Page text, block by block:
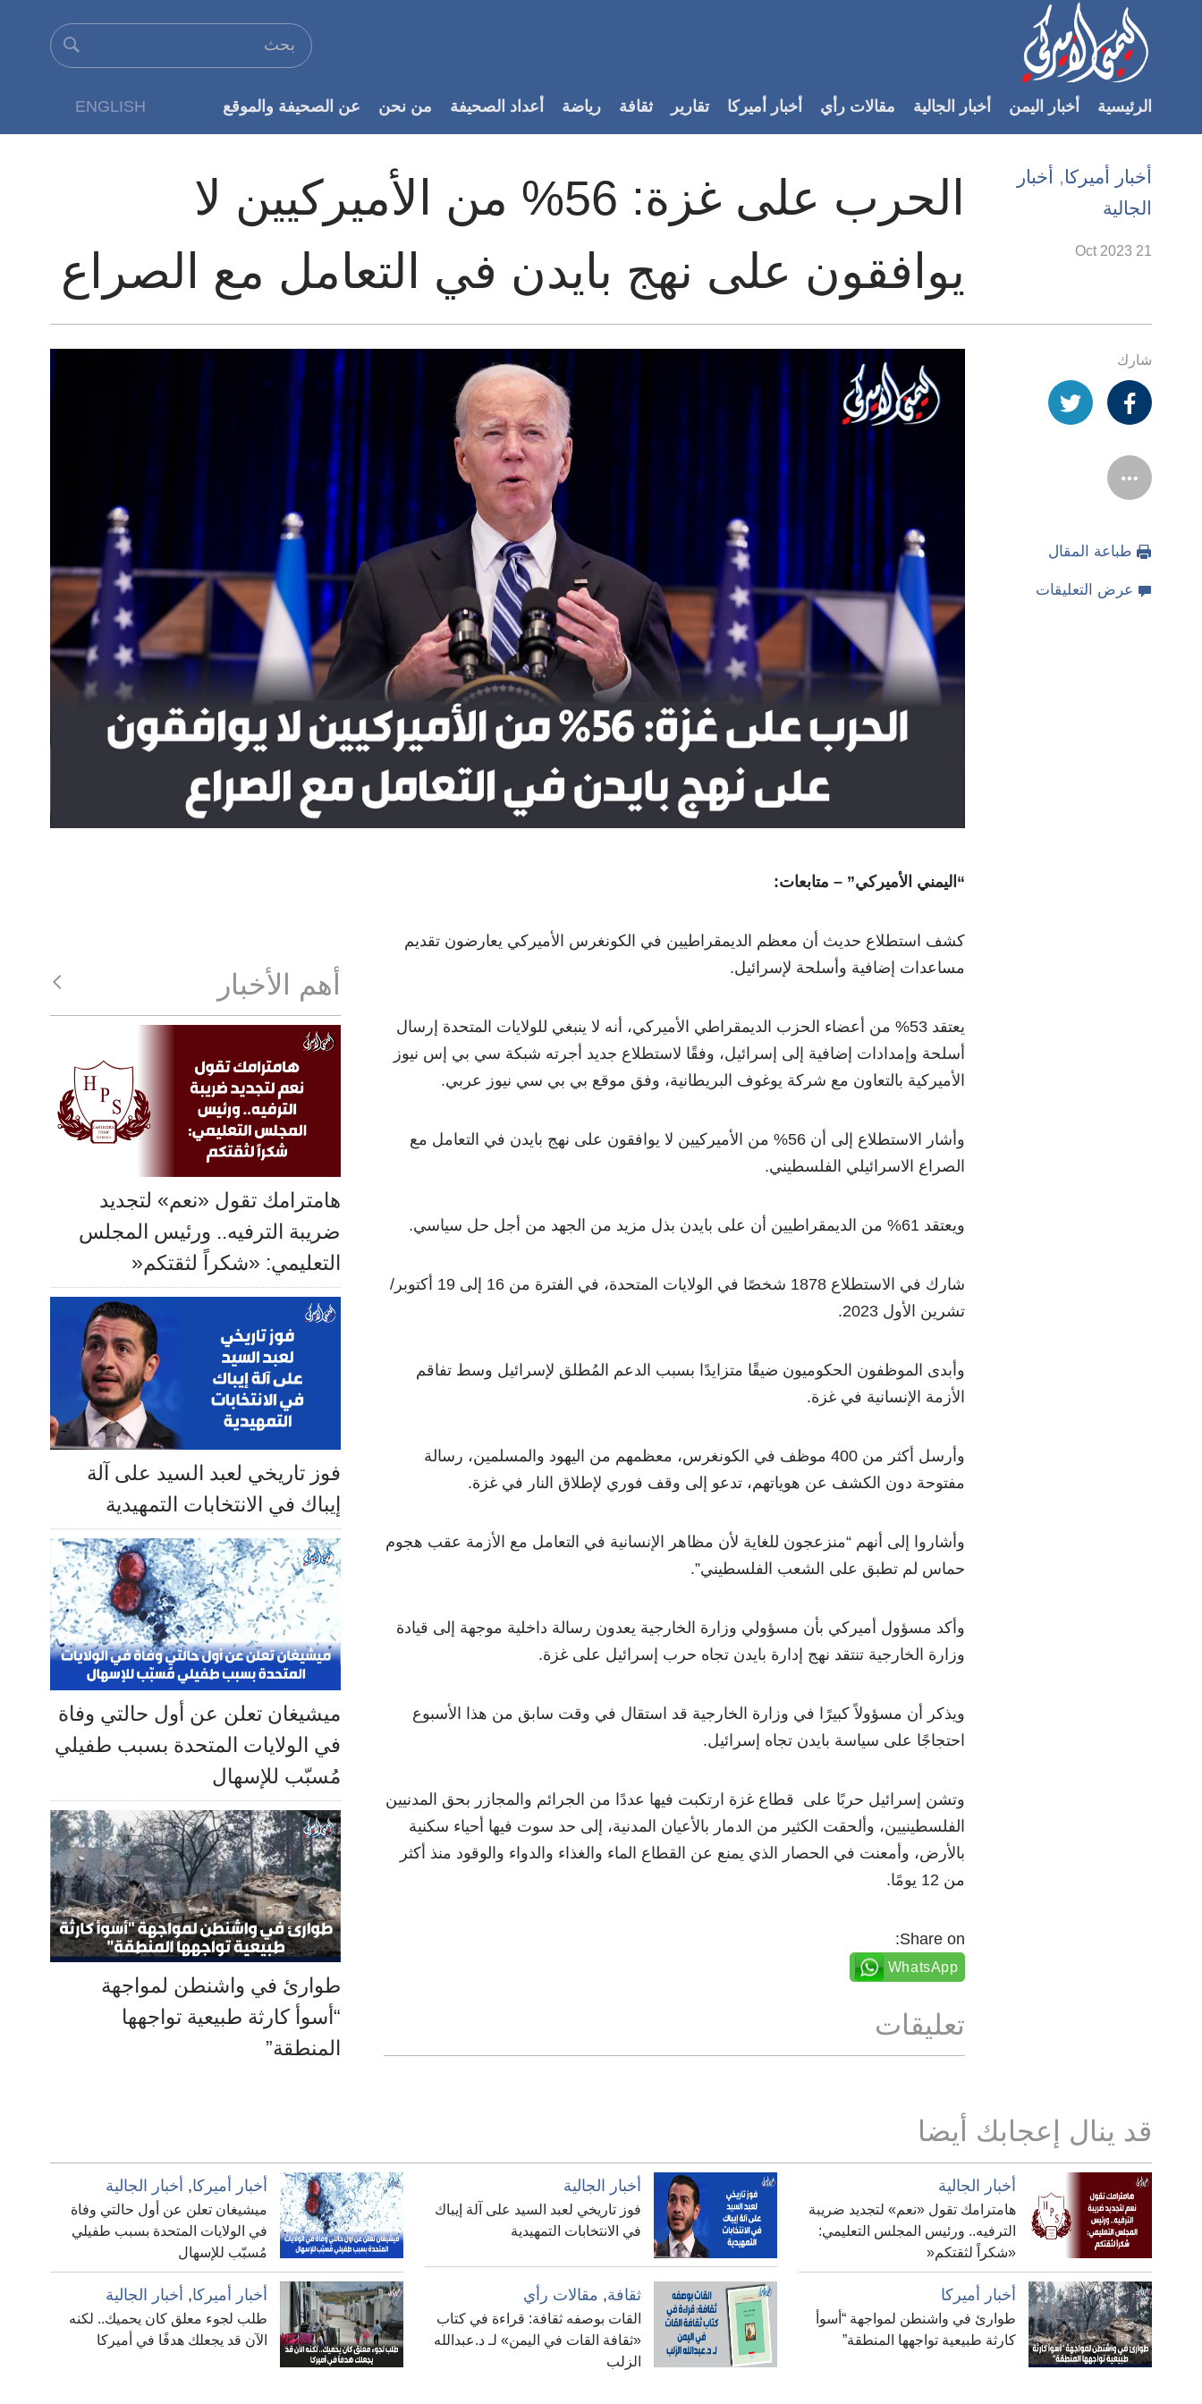
Accessibility
الرئيسي
الأقسام
الرئيسية
ENGLISH الرئيسية أخبار اليمن أخبار الجالية مقالات رأي أخبار أميركا تقارير ثقافة رياضة أعداد الصحيفة من نحن عن الصحيفة والموقع
أخبار أميركا,
أخبار
الجالية
الحرب على غزة: 56% من الأميركيين لا
يوافقون على نهج بايدن في التعامل مع الصراع
21 Oct 2023
شارك
طباعة المقال
عرض التعليقات
“اليمني الأميركي” – متابعات:
كشف استطلاع حديث أن معظم الديمقراطيين في الكونغرس الأميركي يعارضون تقديم
مساعدات إضافية وأسلحة لإسرائيل.
يعتقد 53% من أعضاء الحزب الديمقراطي الأميركي، أنه لا ينبغي للولايات المتحدة إرسال
أسلحة وإمدادات إضافية إلى إسرائيل، وفقًا لاستطلاع جديد أجرته شبكة سي بي إس نيوز
الأميركية بالتعاون مع شركة يوغوف البريطانية، وفق موقع بي بي سي نيوز عربي.
وأشار الاستطلاع إلى أن 56% من الأميركيين لا يوافقون على نهج بايدن في التعامل مع
الصراع الاسرائيلي الفلسطيني.
ويعتقد 61% من الديمقراطيين أن على بايدن بذل مزيد من الجهد من أجل حل سياسي.
شارك في الاستطلاع 1878 شخصًا في الولايات المتحدة، في الفترة من 16 إلى 19 أكتوبر/
تشرين الأول 2023.
وأبدى الموظفون الحكوميون ضيقًا متزايدًا بسبب الدعم المُطلق لإسرائيل وسط تفاقم
الأزمة الإنسانية في غزة.
وأرسل أكثر من 400 موظف في الكونغرس، معظمهم من اليهود والمسلمين، رسالة
مفتوحة دون الكشف عن هوياتهم، تدعو إلى وقف فوري لإطلاق النار في غزة.
وأشاروا إلى أنهم “منزعجون للغاية لأن مظاهر الإنسانية في التعامل مع الأزمة عقب هجوم
حماس لم تطبق على الشعب الفلسطيني”.
وأكد مسؤول أميركي بأن مسؤولي وزارة الخارجية يعدون رسالة داخلية موجهة إلى قيادة
وزارة الخارجية تنتقد نهج إدارة بايدن تجاه حرب إسرائيل على غزة.
ويذكر أن مسؤولاً كبيرًا في وزارة الخارجية قد استقال في وقت سابق من هذا الأسبوع
احتجاجًا على سياسة بايدن تجاه إسرائيل.
وتشن إسرائيل حربًا على قطاع غزة ارتكبت فيها عددًا من الجرائم والمجازر بحق المدنيين
الفلسطينيين، وألحقت الكثير من الدمار بالأعيان المدنية، إلى حد سوت فيها أحياء سكنية
بالأرض، وأمعنت في الحصار الذي يمنع عن القطاع الماء والغذاء والدواء والوقود منذ أكثر
من 12 يومًا.
Share on:
WhatsApp
تعليقات
أهم الأخبار
هامترامك تقول «نعم» لتجديد
ضريبة الترفيه.. ورئيس المجلس
التعليمي: «شكراً لثقتكم«
فوز تاريخي لعبد السيد على آلة
إيباك في الانتخابات التمهيدية
ميشيغان تعلن عن أول حالتي وفاة
في الولايات المتحدة بسبب طفيلي
مُسبّب للإسهال
طوارئ في واشنطن لمواجهة
“أسوأ كارثة طبيعية تواجهها
المنطقة”
قد ينال إعجابك أيضا
أخبار الجالية
هامترامك تقول «نعم» لتجديد ضريبة
الترفيه.. ورئيس المجلس التعليمي:
«شكراً لثقتكم«
أخبار الجالية
فوز تاريخي لعبد السيد على آلة إيباك
في الانتخابات التمهيدية
أخبار أميركا, أخبار الجالية
ميشيغان تعلن عن أول حالتي وفاة
في الولايات المتحدة بسبب طفيلي
مُسبّب للإسهال
أخبار أميركا
طوارئ في واشنطن لمواجهة “أسوأ
كارثة طبيعية تواجهها المنطقة”
ثقافة, مقالات رأي
القات بوصفه ثقافة: قراءة في كتاب
«ثقافة القات في اليمن» لـ د.عبدالله
الزلب
أخبار أميركا, أخبار الجالية
طلب لجوء معلق كان يحميك.. لكنه
الآن قد يجعلك هدفًا في أميركا